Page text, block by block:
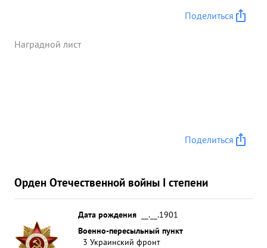
Поделиться
Наградной лист
Поделиться
Орден Отечественной войны I степени
Дата рождения
__.__.1901
Военно-пересыльный пункт
3 Украинский фронт